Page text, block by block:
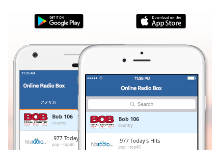
Duration-:-
0.00%
Stream
TypeLIVE
Seek to
LIVE
Remaining
Time-
アメリカ
Bob 106
country
.977 Today's Hits
pop top40
Bob 106
country
.977 Today's Hits
pop top40